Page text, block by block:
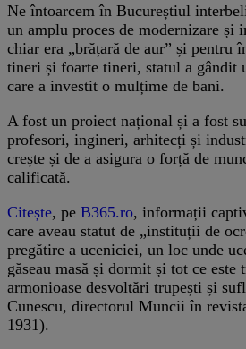
Ne întoarcem în Bucureștiul
un amplu proces de modernizare și
chiar era „brățară de aur” și pentru
tineri și foarte tineri, statul a gândit
care a investit o mulțime de bani.
A fost un proiect național și a fost
profesori, ingineri, arhitecți și
crește și de a asigura o forță de
calificată.
Citește, pe B365.ro, informații
care aveau statut de „instituții de
pregătire a uceniciei, un loc unde
găseau masă și dormit și tot ce este
armonioase desvoltări trupești și
Cunescu, directorul Muncii în
1931).